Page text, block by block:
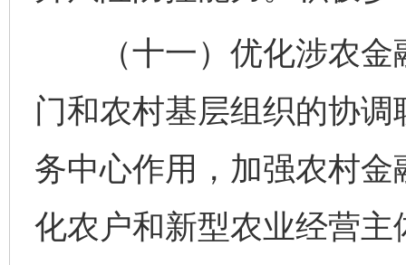
（十一）优化涉农金
门和农村基层组织的协
务中心作用，加强农村
化农户和新型农业经营